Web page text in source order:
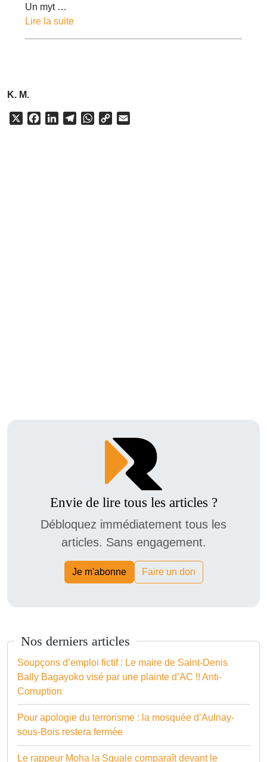
Un myt …
Lire la suite
K. M.
X FacebookLinkedInTelegramWhatsApp
Copy
Envie de lire tous les articles ?
Débloquez immédiatement tous les
articles. Sans engagement.
Je m'abonne Faire un don
Nos derniers articles
Soupçons d’emploi fictif : Le maire de Saint-Denis
Bally Bagayoko visé par une plainte d’AC !! Anti-
Corruption
Pour apologie du terrorisme : la mosquée d’Aulnay-
sous-Bois restera fermée
Le rappeur Moha la Squale comparaît devant le